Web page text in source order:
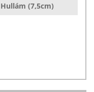
Hullám (7,5cm)